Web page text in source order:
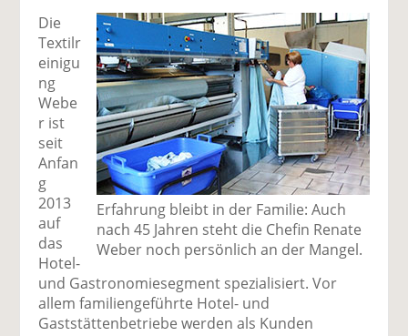
Erfahrung bleibt in der Familie: Auch
nach 45 Jahren steht die Chefin Renate
Weber noch persönlich an der Mangel.
Die
Textilr
einigu
ng
Webe
r ist
seit
Anfan
g
2013
auf
das
Hotel-
und Gastronomiesegment spezialisiert. Vor
allem familiengeführte Hotel- und
Gaststättenbetriebe werden als Kunden